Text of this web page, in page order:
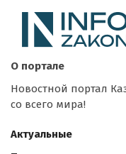
О портале
Новостной портал
со всего мира!
Актуальные